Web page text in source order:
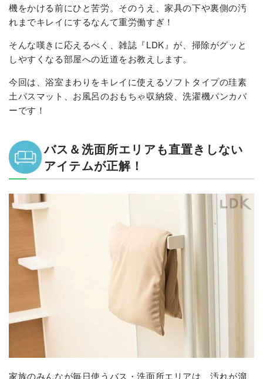
機をかける前にひと苦労。そのうえ、家具の下や裏側の汚
れまでキレイにするなんて重労働すぎ！
そんな嘆きに応えるべく、雑誌『LDK』が、掃除がグッと
しやすくなる部屋への近道をお教えします。
今回は、浴室まわりをキレイに使えるソフトタイプの珪素
土バスマット、お風呂のおもちゃ収納袋、洗濯機パンカバ
ーです！
バス＆洗面所エリアも直置きしない
アイテムが正解！
家族のみんなが毎日使うバス・洗面所エリアは、汚れが溜